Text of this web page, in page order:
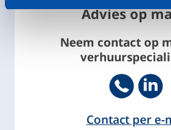
Telephone
Advies op
Neem contact op
Contact per e-